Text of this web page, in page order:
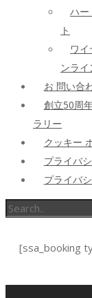
ハー
ト
ワ
ンラ
お 問い合
創立50周
ラリー
クッキー
プライバ
プライバ
[ssa_booking